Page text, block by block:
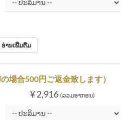
ອ່ານເພີ່ມຕື່ມ
場合500円ご返金致します）
¥ 2,916 (ລວມອາກອນ)